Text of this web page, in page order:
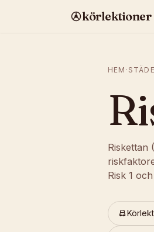
körlektioner
HEM ·
Riskettan
Risk 1